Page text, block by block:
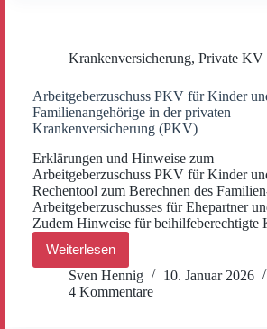
Krankenversicherung, Private KV
Arbeitgeberzuschuss PKV für Kinder
Familienangehörige in der privaten
Krankenversicherung (PKV)
Erklärungen und Hinweise zum
Arbeitgeberzuschuss PKV für Kinder
Rechentool zum Berechnen des
Arbeitgeberzuschusses für Ehepartner
Zudem Hinweise für beihilfeberechtigte
WeiterlesenArbeitgeberzuschuss
PKV
für
Kinder
Sven Hennig
10. Januar 2026
4 Kommentare